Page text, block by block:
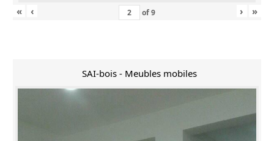
«
‹ of9 › »
SAI-bois - Meubles mobiles